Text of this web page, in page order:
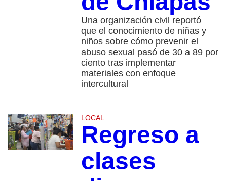
Una organización civil reportó
que el conocimiento de niñas y
niños sobre cómo prevenir el
abuso sexual pasó de 30 a 89 por
ciento tras implementar
materiales con enfoque
intercultural
LOCAL
Regreso a
clases